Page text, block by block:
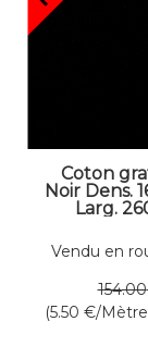
Coton
Noir Dens.
Larg.
Vendu en
154.00
(5.50 €/